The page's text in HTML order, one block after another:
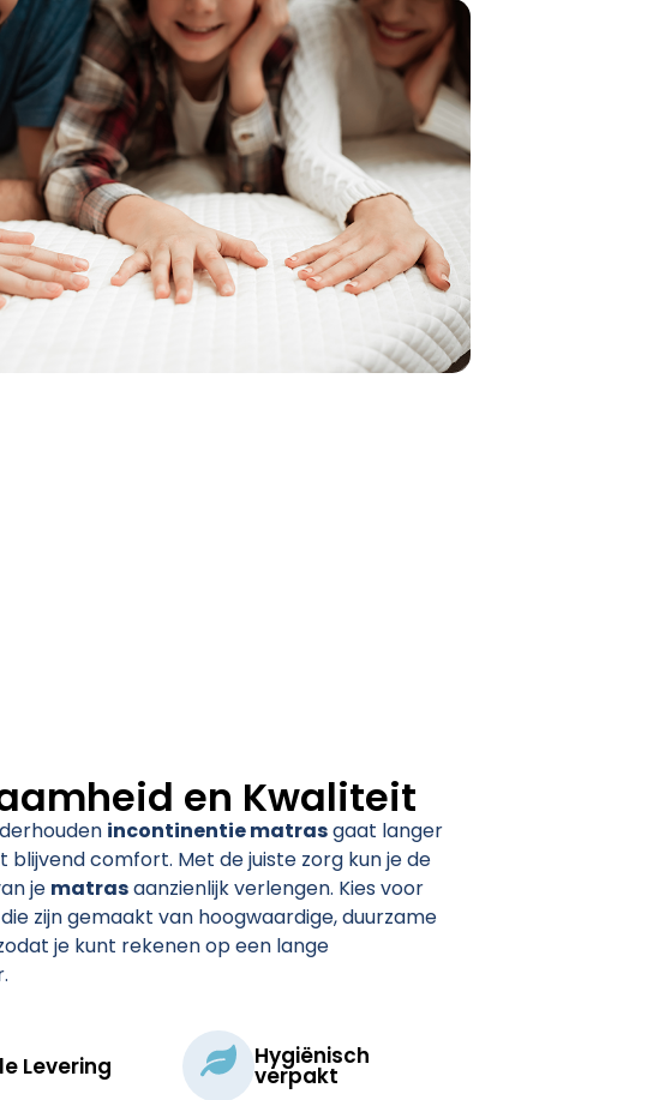
en Kwaliteit
incontinentie matrasgaat langer
blijvend comfort. Met de juiste zorg kun je de
je matrasaanzienlijk verlengen. Kies voor
die zijn gemaakt van hoogwaardige, duurzame
je kunt rekenen op een lange
Levering Hygiënisch
verpakt​